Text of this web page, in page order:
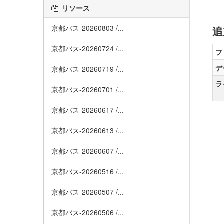
リソース
京都バス-20260803 /...
京都バス-20260724 /...
京都バス-20260719 /...
京都バス-20260701 /...
京都バス-20260617 /...
京都バス-20260613 /...
京都バス-20260607 /...
京都バス-20260516 /...
京都バス-20260507 /...
京都バス-20260506 /...